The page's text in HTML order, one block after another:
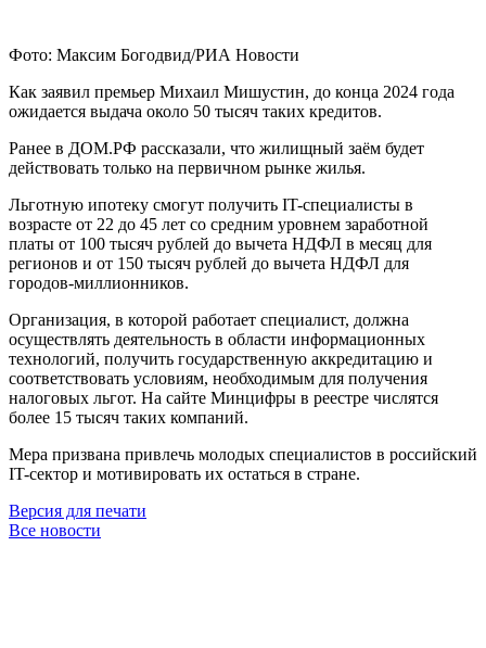
Фото: Максим Богодвид/РИА Новости
Как заявил премьер Михаил Мишустин, до конца 2024 года
ожидается выдача около 50 тысяч таких кредитов.
Ранее в ДОМ.РФ рассказали, что жилищный заём будет
действовать только на первичном рынке жилья.
Льготную ипотеку смогут получить IT-специалисты в
возрасте от 22 до 45 лет со средним уровнем заработной
платы от 100 тысяч рублей до вычета НДФЛ в месяц для
регионов и от 150 тысяч рублей до вычета НДФЛ для
городов-миллионников.
Организация, в которой работает специалист, должна
осуществлять деятельность в области информационных
технологий, получить государственную аккредитацию и
соответствовать условиям, необходимым для получения
налоговых льгот. На сайте Минцифры в реестре числятся
более 15 тысяч таких компаний.
Мера призвана привлечь молодых специалистов в российский
IT-сектор и мотивировать их остаться в стране.
Версия для печати
Все новости